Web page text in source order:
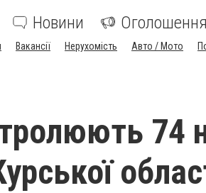
Новини Оголошення
Вакансії Нерухомість Авто / Мото
74